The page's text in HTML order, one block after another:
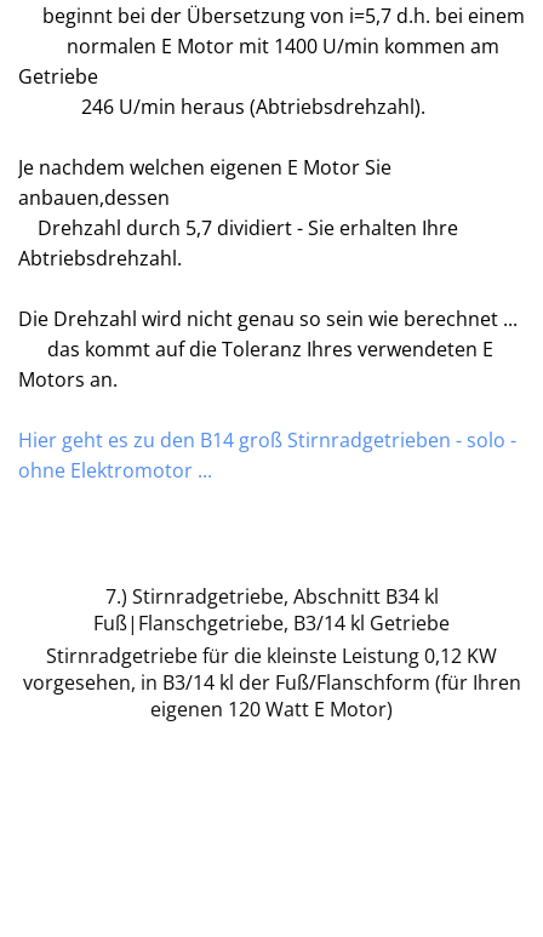
beginnt bei der Übersetzung von i=5,7 d.h. bei einem
normalen E Motor mit 1400 U/min kommen am
Getriebe
246 U/min heraus (Abtriebsdrehzahl).
Je nachdem welchen eigenen E Motor Sie
anbauen,dessen
Drehzahl durch 5,7 dividiert - Sie erhalten Ihre
Abtriebsdrehzahl.
Die Drehzahl wird nicht genau so sein wie berechnet ...
das kommt auf die Toleranz Ihres verwendeten E
Motors an.
Hier geht es zu den B14 groß Stirnradgetrieben - solo -
ohne Elektromotor ...
7.) Stirnradgetriebe, Abschnitt B34 kl
Fuß|Flanschgetriebe, B3/14 kl Getriebe
Stirnradgetriebe für die kleinste Leistung 0,12 KW
vorgesehen, in B3/14 kl der Fuß/Flanschform (für Ihren
eigenen 120 Watt E Motor)